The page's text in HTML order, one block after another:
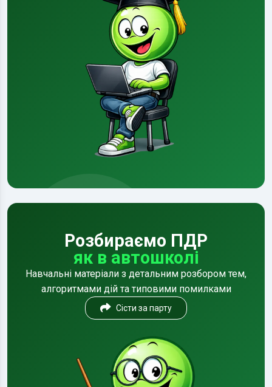
Розбираємо ПДР
як в автошколі
Навчальні матеріали з детальним розбором тем,
алгоритмами дій та типовими помилками
Сісти за парту